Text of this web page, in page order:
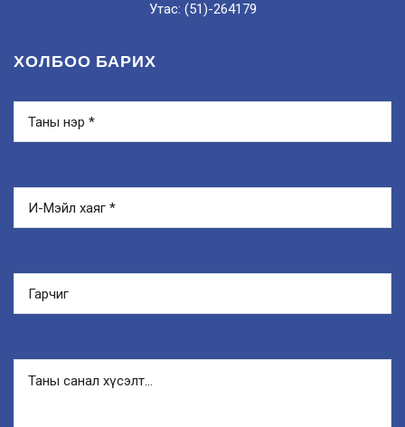
Утас: (51)-264179
ХОЛБОО БАРИХ